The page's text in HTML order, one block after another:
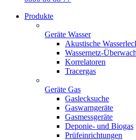
Produkte
Geräte Wasser
Akustische
Wassernetz-
Korrelatoren
Tracergas
Geräte Gas
Gaslecksuche
Gaswarngeräte
Gasmessgeräte
Deponie- und Biogas
Prüfeinrichtungen